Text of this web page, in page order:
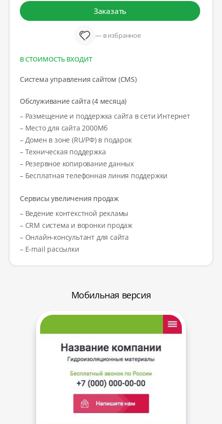
Заказать
— в избранное
В СТОИМОСТЬ ВХОДИТ
Система управления сайтом (CMS)
Обслуживание сайта (4 месяца)
– Размещение и поддержка сайта в сети Интернет
– Место для сайта 2000Мб
– Домен в зоне (RU/РФ) в подарок
– Техническая поддержка
– Резервное копирование данных
– Бесплатная телефонная линия поддержки
Сервисы увеличения продаж
– Ведение контекстной рекламы
– CRM система и воронки продаж
– Онлайн-консультант для сайта
– E-mail рассылки
Мобильная версия